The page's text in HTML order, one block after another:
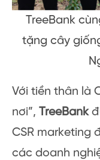
TreeBank
tặng cây
Với tiền thân là
nơi”, TreeBank
CSR marketing
các doanh